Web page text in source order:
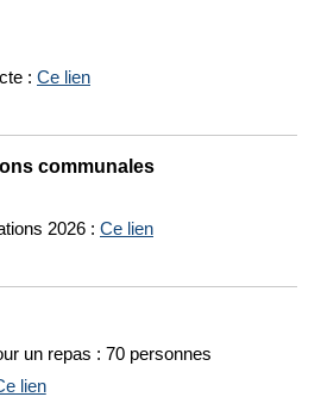
: Ce lien
communales
2026 : Ce lien
un repas : 70 personnes
lien